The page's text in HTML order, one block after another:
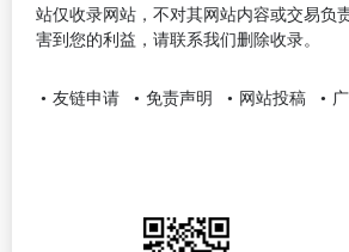
站仅收录网站，不对其网站内容或交易负
害到您的利益，请联系我们删除收录。
友链申请 免责声明 网站投稿